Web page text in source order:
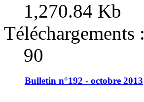
1,270.84 Kb
Téléchargements :
90
Bulletin n°192 - octobre 2013